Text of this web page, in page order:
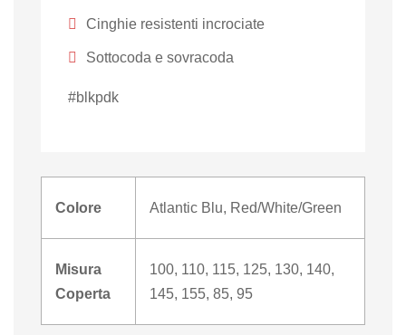
Cinghie resistenti incrociate
Sottocoda e sovracoda
#blkpdk
Colore Atlantic Blu, Red/White/Green
Misura
Coperta
100, 110, 115, 125, 130, 140,
145, 155, 85, 95